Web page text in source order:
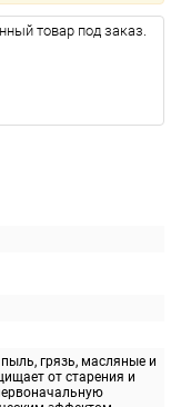
грязь, масляные и
от старения и
товар под заказ.